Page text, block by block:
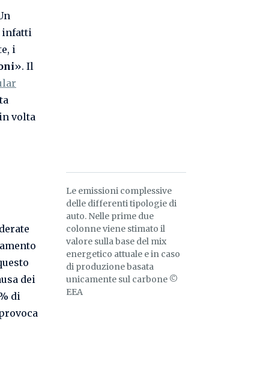
infatti
i
». Il
volta
Le emissioni complessive
delle differenti tipologie di
auto. Nelle prime due
colonne viene stimato il
valore sulla base del mix
energetico attuale e in caso
di produzione basata
unicamente sul carbone ©
EEA
dei
di